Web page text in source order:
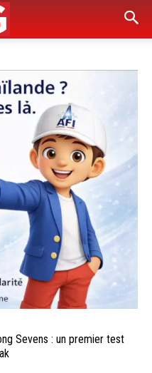
Sevens : un premier test